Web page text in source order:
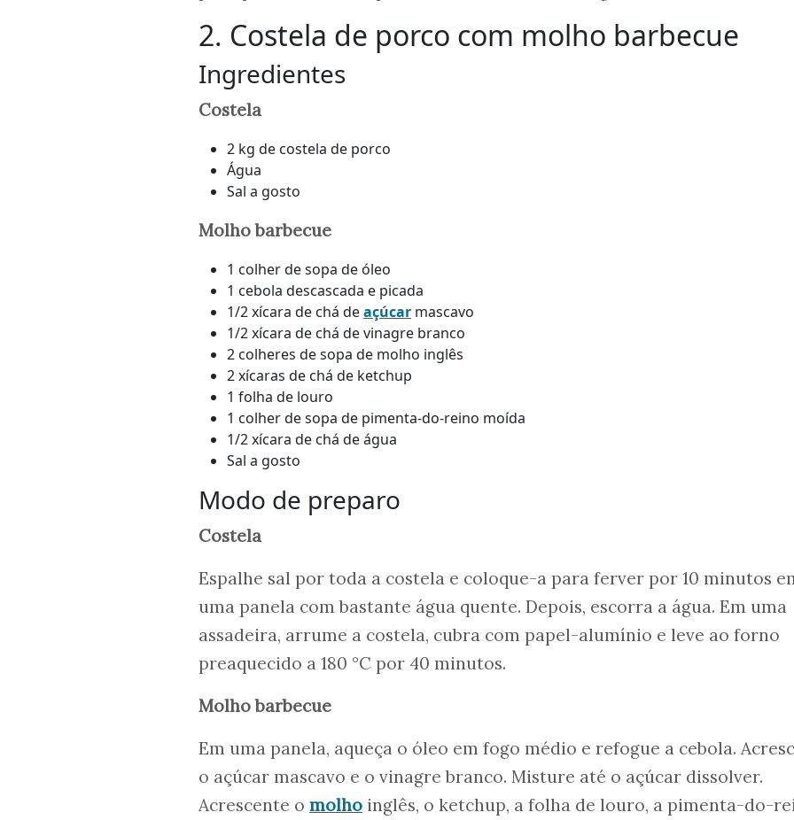
2. Costela de porco com molho barbecue
Ingredientes
Costela
2 kg de costela de porco
Água
Sal a gosto
Molho barbecue
1 colher de sopa de óleo
1 cebola descascada e picada
1/2 xícara de chá deaçúcar mascavo
1/2 xícara de chá de vinagre branco
2 colheres de sopa de molho inglês
2 xícaras de chá de ketchup
1 folha de louro
1 colher de sopa de pimenta-do-reino moída
1/2 xícara de chá de água
Sal a gosto
Modo de preparo
Costela
Espalhe sal por toda a costela e coloque-a para ferver por 10 minutos
uma panela com bastante água quente. Depois, escorra a água. Em uma
assadeira, arrume a costela, cubra com papel-alumínio e leve ao forno
preaquecido a 180 °C por 40 minutos.
Molho barbecue
Em uma panela, aqueça o óleo em fogo médio e refogue a cebola.
o açúcar mascavo e o vinagre branco. Misture até o açúcar dissolver.
Acrescente o molho inglês, o ketchup, a folha de louro, a pimenta-do-